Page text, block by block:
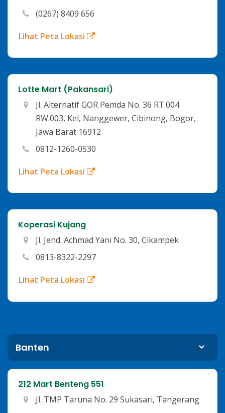
(0267) 8409 656
Lihat Peta Lokasi
Lotte Mart (Pakansari)
Jl. Alternatif GOR Pemda No. 36 RT.004
RW.003, Kel, Nanggewer, Cibinong, Bogor,
Jawa Barat 16912
0812-1260-0530
Lihat Peta Lokasi
Koperasi Kujang
Jl. Jend. Achmad Yani No. 30, Cikampek
0813-8322-2297
Lihat Peta Lokasi
Banten
212 Mart Benteng 551
Jl. TMP Taruna No. 29 Sukasari, Tangerang